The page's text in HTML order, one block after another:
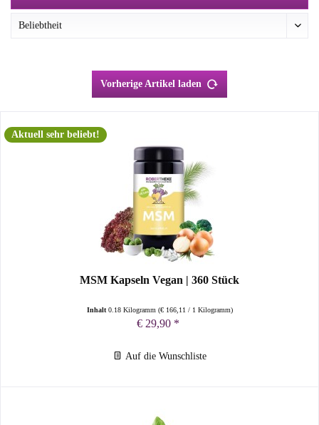
Vorherige Artikel laden
Aktuell sehr beliebt!
MSM Kapseln Vegan | 360 Stück
Inhalt 0.18 Kilogramm (€ 166,11 / 1 Kilogramm)
€ 29,90 *
Auf die Wunschliste